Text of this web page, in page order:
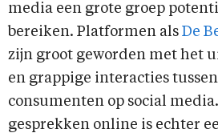
media een grote groep
bereiken. Platformen als De
zijn groot geworden met het
en grappige interacties
consumenten op social
gesprekken online is echter